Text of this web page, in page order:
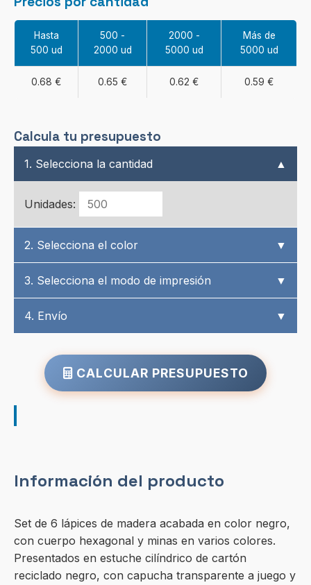
Hasta
500 ud
500 -
2000 ud
2000 -
5000 ud
Más de
5000 ud
0.68 € 0.65 € 0.62 € 0.59 €
Calcula tu presupuesto
1. Selecciona la cantidad ▲
Unidades:
2. Selecciona el color ▼
3. Selecciona el modo de impresión ▼
4. Envío ▼
CALCULAR PRESUPUESTO
Información del producto
Set de 6 lápices de madera acabada en color negro,
con cuerpo hexagonal y minas en varios colores.
Presentados en estuche cilíndrico de cartón
reciclado negro, con capucha transparente a juego y